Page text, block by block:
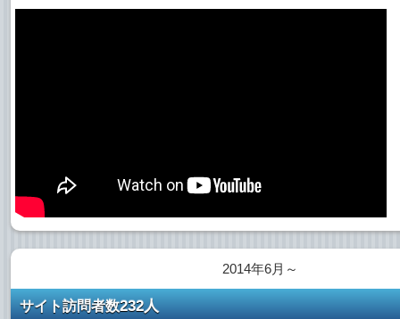
2014年6月～
サイト訪問者数232人